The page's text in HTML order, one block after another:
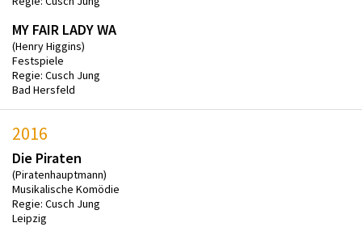
MY FAIR LADY WA
(Henry Higgins)
Festspiele
Regie: Cusch Jung
Bad Hersfeld
2016
Die Piraten
(Piratenhauptmann)
Musikalische Komödie
Regie: Cusch Jung
Leipzig